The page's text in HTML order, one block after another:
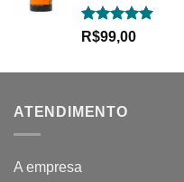
Avaliação
R$99,00
ATENDIMENTO
A empresa